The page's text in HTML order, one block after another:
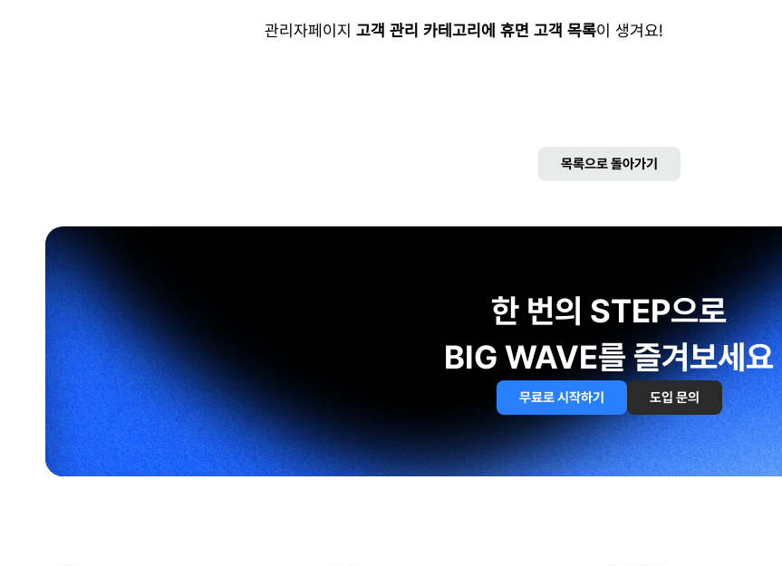
관리자페이지 고객 관리 카테고리에 휴면 고객 목록이 생겨요!
목록으로 돌아가기
한 번의 STEP으로
BIG WAVE를 즐겨보세요
무료로 시작하기 도입 문의